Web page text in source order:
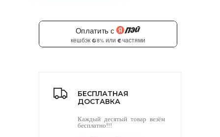
БЕСПЛАТНАЯ
ДОСТАВКА
Каждый десятый товар везём
бесплатно!!!